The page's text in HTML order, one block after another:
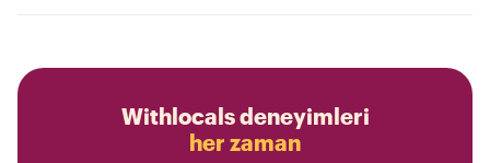
Withlocals deneyimleri
her zaman